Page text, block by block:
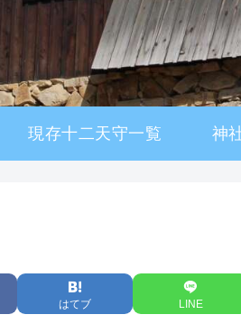
現存十二天守一覧 神
はてブ LINE